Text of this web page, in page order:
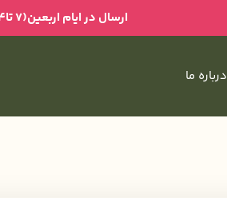
ارسال در ایام اربعین(۷ تا۱۴مرداد) انجام نمی‌شود
درباره ما